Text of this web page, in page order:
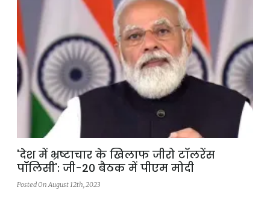
'देश में भ्रष्टाचार के खिलाफ जीरो टॉलरेंस
पॉलिसी': जी-20 बैठक में पीएम मोदी
Posted On August 12th, 2023